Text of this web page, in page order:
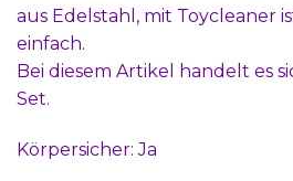
aus Edelstahl, mit Toycleaner
einfach.
Bei diesem Artikel handelt es
Set.
Körpersicher: Ja